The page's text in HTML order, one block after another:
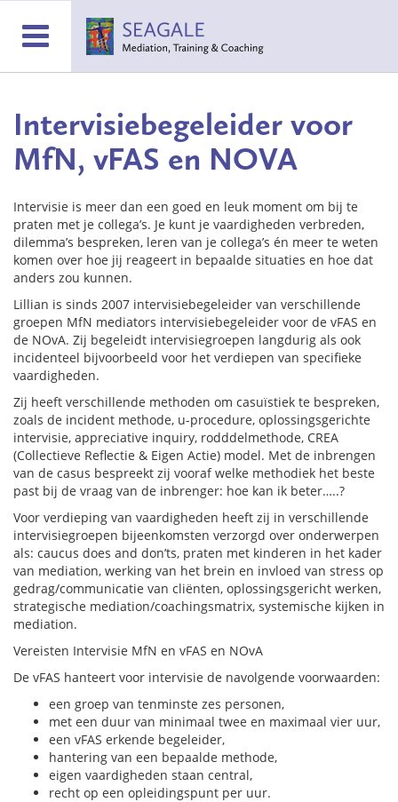
Intervisiebegeleider voor
MfN, vFAS en NOVA
Intervisie is meer dan een goed en leuk moment om bij te
praten met je collega’s. Je kunt je vaardigheden verbreden,
dilemma’s bespreken, leren van je collega’s én meer te weten
komen over hoe jij reageert in bepaalde situaties en hoe dat
anders zou kunnen.
Lillian is sinds 2007 intervisiebegeleider van verschillende
groepen MfN mediators intervisiebegeleider voor de vFAS en
de NOvA. Zij begeleidt intervisiegroepen langdurig als ook
incidenteel bijvoorbeeld voor het verdiepen van specifieke
vaardigheden.
Zij heeft verschillende methoden om casuïstiek te bespreken,
zoals de incident methode, u-procedure, oplossingsgerichte
intervisie, appreciative inquiry, rodddelmethode, CREA
(Collectieve Reflectie & Eigen Actie) model. Met de inbrengen
van de casus bespreekt zij vooraf welke methodiek het beste
past bij de vraag van de inbrenger: hoe kan ik beter…..?
Voor verdieping van vaardigheden heeft zij in verschillende
intervisiegroepen bijeenkomsten verzorgd over onderwerpen
als: caucus does and don’ts, praten met kinderen in het kader
van mediation, werking van het brein en invloed van stress op
gedrag/communicatie van cliënten, oplossingsgericht werken,
strategische mediation/coachingsmatrix, systemische kijken in
mediation.
Vereisten Intervisie MfN en vFAS en NOvA
De vFAS hanteert voor intervisie de navolgende voorwaarden:
een groep van tenminste zes personen,
met een duur van minimaal twee en maximaal vier uur,
een vFAS erkende begeleider,
hantering van een bepaalde methode,
eigen vaardigheden staan central,
recht op een opleidingspunt per uur.